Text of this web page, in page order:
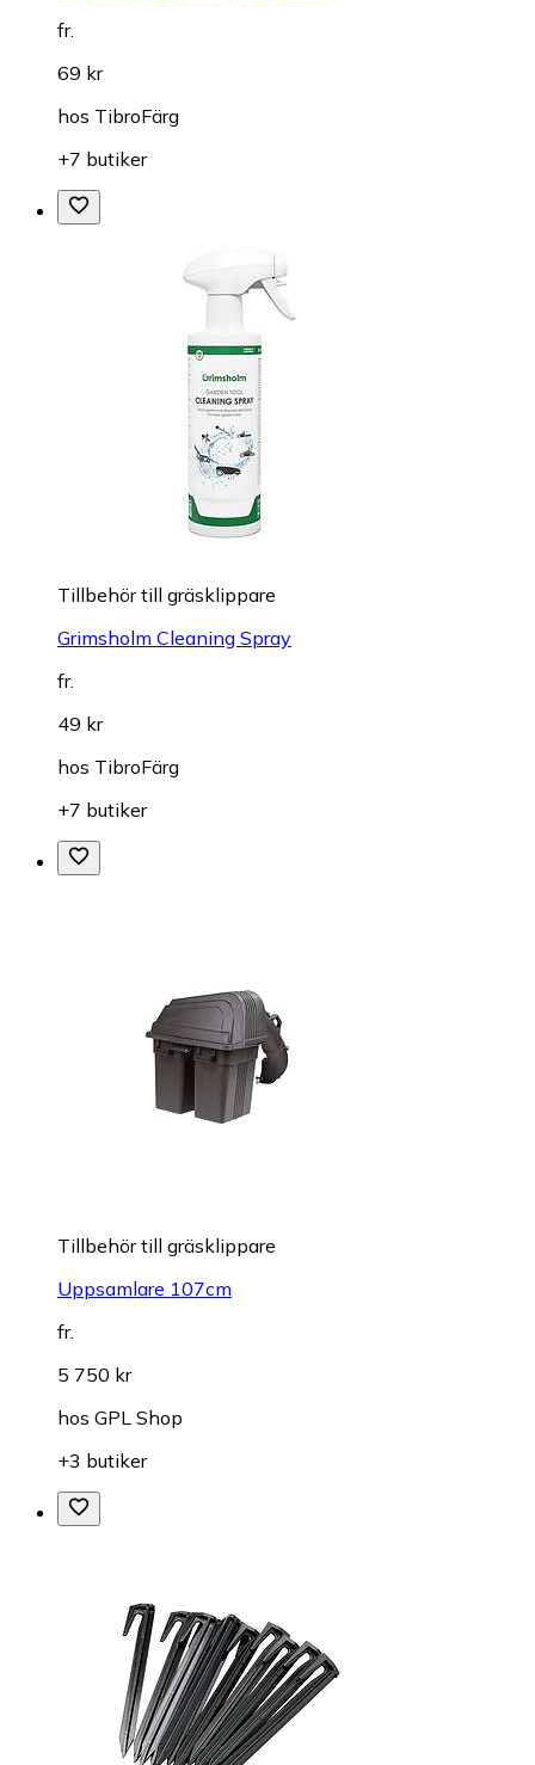
fr.
69 kr
hos TibroFärg
+7 butiker
Tillbehör till gräsklippare
Grimsholm Cleaning Spray
fr.
49 kr
hos TibroFärg
+7 butiker
Tillbehör till gräsklippare
Uppsamlare 107cm
fr.
5 750 kr
hos GPL Shop
+3 butiker